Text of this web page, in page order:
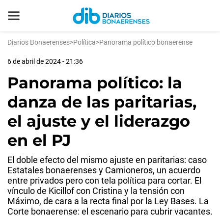
Diarios Bonaerenses>Política>Panorama político bonaerense
6 de abril de 2024 - 21:36
Panorama político: la
danza de las paritarias,
el ajuste y el liderazgo
en el PJ
El doble efecto del mismo ajuste en paritarias: caso
Estatales bonaerenses y Camioneros, un acuerdo
entre privados pero con tela política para cortar. El
vínculo de Kicillof con Cristina y la tensión con
Máximo, de cara a la recta final por la Ley Bases. La
Corte bonaerense: el escenario para cubrir vacantes.